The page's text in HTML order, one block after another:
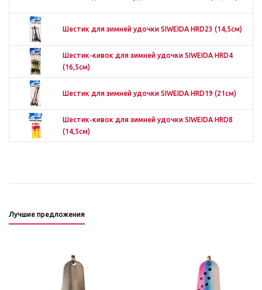
Шестик для зимней удочки SIWEIDA HRD23 (14,5см)
Шестик-кивок для зимней удочки SIWEIDA HRD4
(16,5см)
Шестик для зимней удочки SIWEIDA HRD19 (21см)
Шестик-кивок для зимней удочки SIWEIDA HRD8
(14,5см)
Лучшие предложения